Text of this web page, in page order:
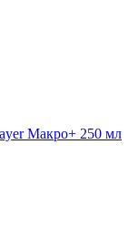
Макро+ 250 мл